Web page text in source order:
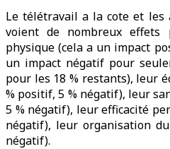
Le télétravail a la cote et
voient de nombreux
physique (cela a un impact
un impact négatif pour
pour les 18 % restants), leur
% positif, 5 % négatif), leur
5 % négatif), leur efficacité
négatif), leur organisation
négatif).